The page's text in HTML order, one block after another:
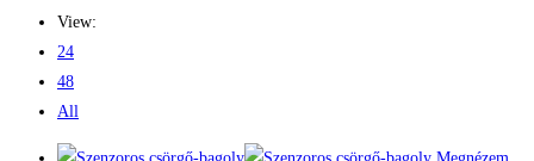
View:
24
48
All